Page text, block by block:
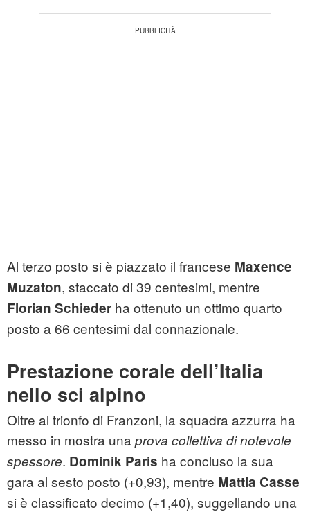
Al terzo posto si è piazzato il francese Maxence
Muzaton, staccato di 39 centesimi, mentre
Florian Schieder ha ottenuto un ottimo quarto
posto a 66 centesimi dal connazionale.
Prestazione corale dell’Italia
nello sci alpino
Oltre al trionfo di Franzoni, la squadra azzurra ha
messo in mostra una prova collettiva di notevole
spessore. Dominik Paris ha concluso la sua
gara al sesto posto (+0,93), mentre Mattia Casse
si è classificato decimo (+1,40), suggellando una